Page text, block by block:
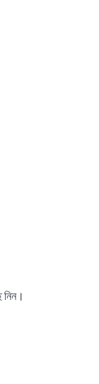
নিন।